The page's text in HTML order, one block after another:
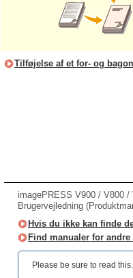
Tilføjelse af et for- og
imagePRESS V900 / V800 /
Brugervejledning
Hvis du ikke kan finde
Find manualer for
Please be sure to read this.‎